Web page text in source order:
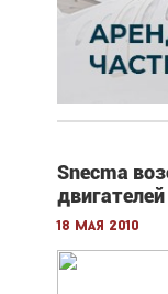
Snecma
18 мая 2010